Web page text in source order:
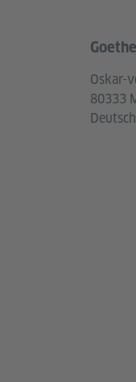
Service- und
Oskar-
80333